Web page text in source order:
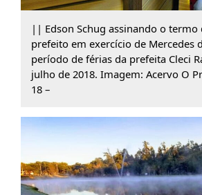
|| Edson Schug assinando o termo
prefeito em exercício de Mercedes
período de férias da prefeita Cleci
julho de 2018. Imagem: Acervo O
18 –